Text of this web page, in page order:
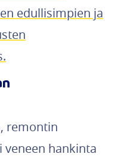
edullisimpien ja
remontin
veneen hankinta